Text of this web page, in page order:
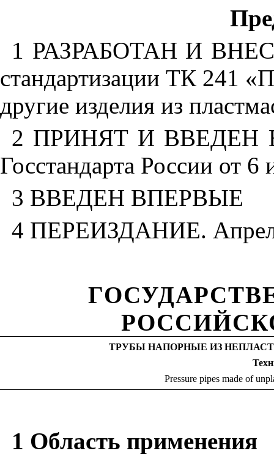
1 РАЗРАБОТАН И
стандартизации ТК 241
другие изделия из
2 ПРИНЯТ И ВВЕДЕН В
Госстандарта России от
3 ВВЕДЕН ВПЕРВЫЕ
4 ПЕРЕИЗДАНИЕ.
ТРУБЫ НАПОРНЫЕ ИЗ
Pressure pipes made of
1 Область применения